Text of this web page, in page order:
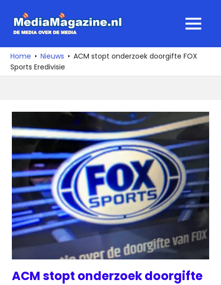
naar
media
over
de
MENU
Home Nieuws
ACM stopt onderzoek doorgifte FOX
Sports Eredivisie
ACM stopt onderzoek doorgifte